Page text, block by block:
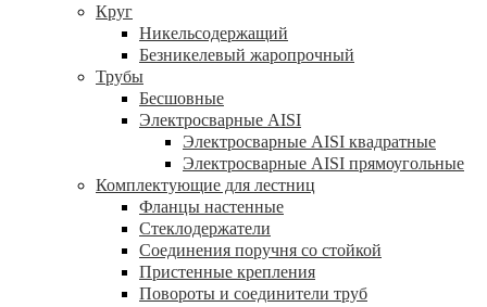
Круг
Никельсодержащий
Безникелевый жаропрочный
Трубы
Бесшовные
Электросварные AISI
Электросварные AISI квадратные
Электросварные AISI прямоугольные
Комплектующие для лестниц
Фланцы настенные
Стеклодержатели
Соединения поручня со стойкой
Пристенные крепления
Повороты и соединители труб